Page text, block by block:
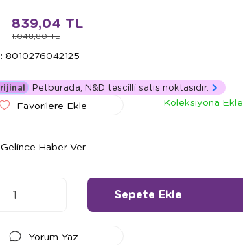
1.048,80 TL
839,04 TL
: 8010276042125
Petburada, N&D tescilli satış noktasıdır.
Favorilere Ekle
Koleksiyona Ekle
Gelince Haber Ver
Yorum Yaz